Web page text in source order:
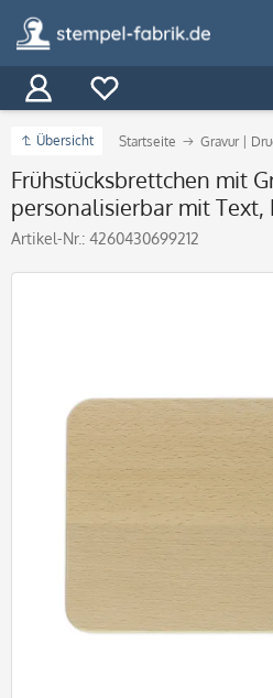
Übersicht Startseite Gravur |
Frühstücksbrettchen mit
personalisierbar mit Text,
Artikel-Nr.: 4260430699212